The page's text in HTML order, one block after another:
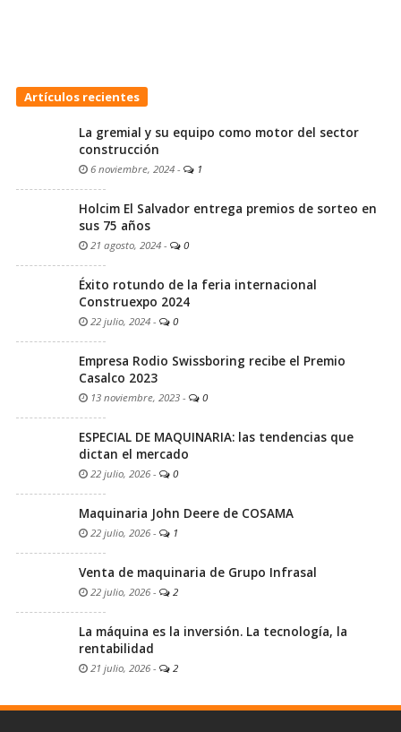
Artículos recientes
La gremial y su equipo como motor del sector
construcción
6 noviembre, 2024 - 1
Holcim El Salvador entrega premios de sorteo en
sus 75 años
21 agosto, 2024 - 0
Éxito rotundo de la feria internacional
Construexpo 2024
22 julio, 2024 - 0
Empresa Rodio Swissboring recibe el Premio
Casalco 2023
13 noviembre, 2023 - 0
ESPECIAL DE MAQUINARIA: las tendencias que
dictan el mercado
22 julio, 2026 - 0
Maquinaria John Deere de COSAMA
22 julio, 2026 - 1
Venta de maquinaria de Grupo Infrasal
22 julio, 2026 - 2
La máquina es la inversión. La tecnología, la
rentabilidad
21 julio, 2026 - 2